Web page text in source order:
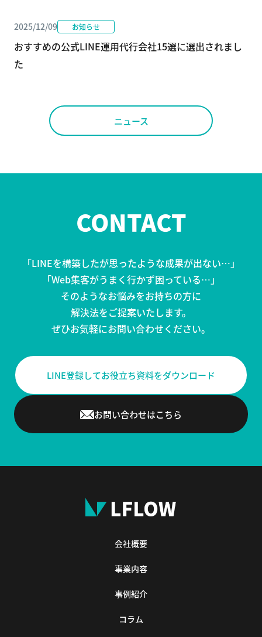
2025/12/09 お知らせ
おすすめの公式LINE運用代行会社15選に選出されまし
た
ニュース
CONTACT
「LINEを構築したが思ったような成果が出ない…」
「Web集客がうまく行かず困っている…」
そのようなお悩みをお持ちの方に
解決法をご提案いたします。
ぜひお気軽にお問い合わせください。
LINE登録してお役立ち資料をダウンロード
お問い合わせはこちら
会社概要
事業内容
事例紹介
コラム